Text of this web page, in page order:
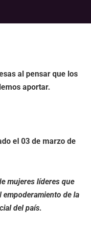
al pensar que los
aportar.
el 03 de marzo de
mujeres líderes que
empoderamiento de la
del país.